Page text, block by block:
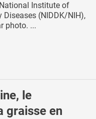
Institute of
Diseases (NIDDK/NIH),
photo. ...
le
graisse en